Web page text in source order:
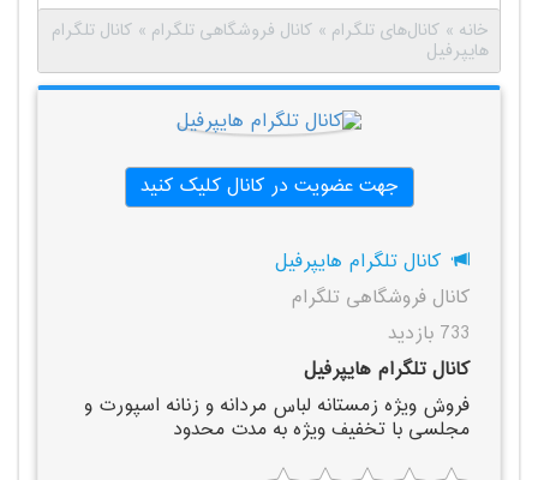
خانه » کانال‌های تلگرام » کانال فروشگاهی تلگرام » کانال تلگرام
هایپرفیل
جهت عضویت در کانال کلیک کنید
کانال تلگرام هایپرفیل
کانال فروشگاهی تلگرام
733 بازدید
کانال تلگرام هایپرفیل
فروش ویژه زمستانه لباس مردانه و زنانه اسپورت و
مجلسی با تخفیف ویژه به مدت محدود